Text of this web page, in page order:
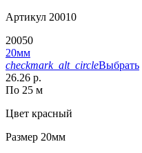
Артикул 20010
20050
20мм
checkmark_alt_circleВыбрать
26.26 р.
По 25 м
Цвет красный
Размер 20мм